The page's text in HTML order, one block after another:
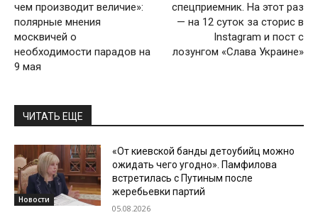
чем производит величие»:
полярные мнения
москвичей о
необходимости парадов на
9 мая
спецприемник. На этот раз
— на 12 суток за сторис в
Instagram и пост с
лозунгом «Слава Украине»
ЧИТАТЬ ЕЩЕ
Новости
«От киевской банды детоубийц можно
ожидать чего угодно». Памфилова
встретилась с Путиным после
жеребьевки партий
05.08.2026